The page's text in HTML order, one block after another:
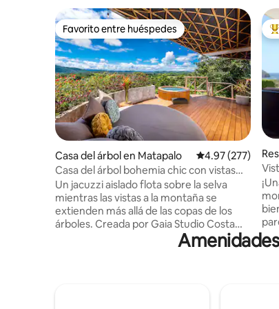
Favorito entre huéspedes
Favorito entre huéspedes
Casa del árbol en Matapalo Calificación
4.97 (277)
Casa del árbol bohemia chic con vistas
mágicas y jacuzzi
Un jacuzzi aislado flota sobre la selva
mientras las vistas a la montaña se
extienden más allá de las copas de los
árboles. Creada por Gaia Studio Costa
Rica, esta casa sobre pilotes convierte el
diseño tropical moderno en una
ch